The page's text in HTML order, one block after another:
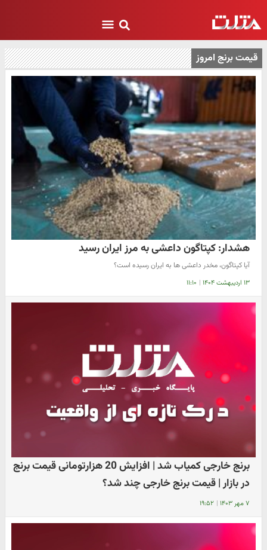
قیمت برنج امروز
هشدار: کپتاگون داعشی به مرز ایران رسید
آیا کپتاگون، مخدر داعشی ها به ایران رسیده است؟
۱۳ اردیبهشت ۱۴۰۴ | ۱۱:۱۰
برنج خارجی کمیاب شد | افزایش 20 هزارتومانی قیمت برنج
در بازار | قیمت برنج خارجی چند شد؟
۷ مهر ۱۴۰۳ | ۱۹:۵۲